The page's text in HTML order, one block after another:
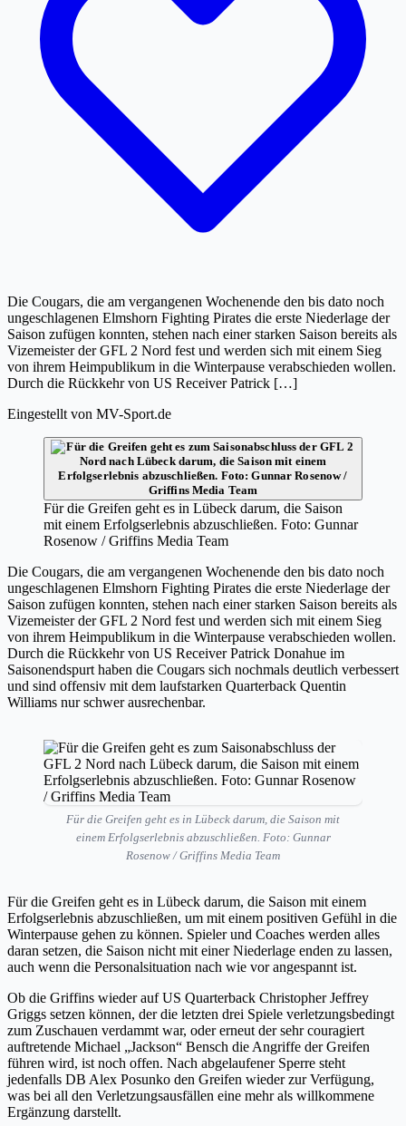
Die Cougars, die am vergangenen Wochenende den bis dato noch
ungeschlagenen Elmshorn Fighting Pirates die erste Niederlage der
Saison zufügen konnten, stehen nach einer starken Saison bereits als
Vizemeister der GFL 2 Nord fest und werden sich mit einem Sieg
von ihrem Heimpublikum in die Winterpause verabschieden wollen.
Durch die Rückkehr von US Receiver Patrick […]
Eingestellt von MV-Sport.de
Für die Greifen geht es in Lübeck darum, die Saison
mit einem Erfolgserlebnis abzuschließen. Foto: Gunnar
Rosenow / Griffins Media Team
Die Cougars, die am vergangenen Wochenende den bis dato noch
ungeschlagenen Elmshorn Fighting Pirates die erste Niederlage der
Saison zufügen konnten, stehen nach einer starken Saison bereits als
Vizemeister der GFL 2 Nord fest und werden sich mit einem Sieg
von ihrem Heimpublikum in die Winterpause verabschieden wollen.
Durch die Rückkehr von US Receiver Patrick Donahue im
Saisonendspurt haben die Cougars sich nochmals deutlich verbessert
und sind offensiv mit dem laufstarken Quarterback Quentin
Williams nur schwer ausrechenbar.
Für die Greifen geht es in Lübeck darum, die Saison mit
einem Erfolgserlebnis abzuschließen. Foto: Gunnar
Rosenow / Griffins Media Team
Für die Greifen geht es in Lübeck darum, die Saison mit einem
Erfolgserlebnis abzuschließen, um mit einem positiven Gefühl in die
Winterpause gehen zu können. Spieler und Coaches werden alles
daran setzen, die Saison nicht mit einer Niederlage enden zu lassen,
auch wenn die Personalsituation nach wie vor angespannt ist.
Ob die Griffins wieder auf US Quarterback Christopher Jeffrey
Griggs setzen können, der die letzten drei Spiele verletzungsbedingt
zum Zuschauen verdammt war, oder erneut der sehr couragiert
auftretende Michael „Jackson“ Bensch die Angriffe der Greifen
führen wird, ist noch offen. Nach abgelaufener Sperre steht
jedenfalls DB Alex Posunko den Greifen wieder zur Verfügung,
was bei all den Verletzungsausfällen eine mehr als willkommene
Ergänzung darstellt.